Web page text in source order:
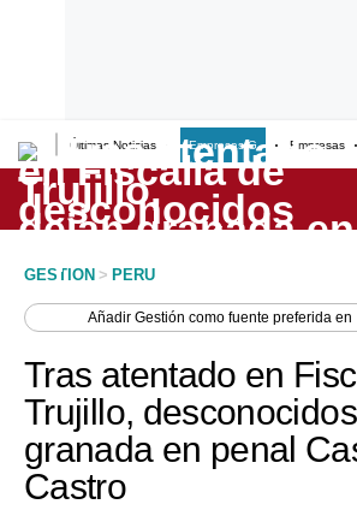
Últimas Noticias Empresas G Empresas
Lo último
Peru Quiosco
Economía
Mercados
Perú
GESTION > PERU
AñadirGestión como fuente preferida en
Tras atentado en
Trujillo,
granada en penal
Castro